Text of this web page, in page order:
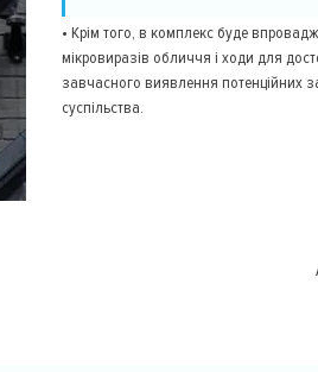
• Крім того, в комплекс буде
мікровиразів обличчя і ходи для
завчасного виявлення потенційних
суспільства.